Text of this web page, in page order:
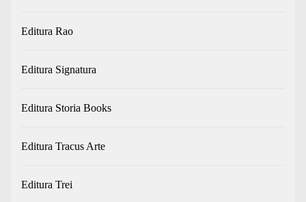
Editura Rao
Editura Signatura
Editura Storia Books
Editura Tracus Arte
Editura Trei